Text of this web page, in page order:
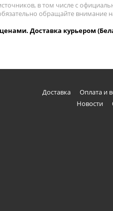
в том числе с
обращайте внимание
Доставка курьером
Доставка Оплата и
Новости